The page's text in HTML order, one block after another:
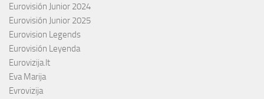
Eurovisión Junior 2024
Eurovisión Junior 2025
Eurovision Legends
Eurovisión Leyenda
Eurovizija.lt
Eva Marija
Evrovizija